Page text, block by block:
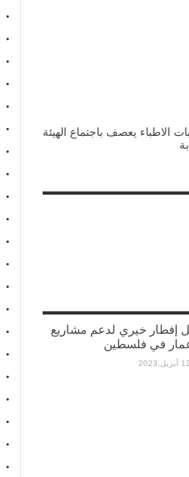
الاطباء يعصف باجتماع الهيئة
إفطار خيري لدعم مشاريع
في فلسطين
12 أبريل,2023